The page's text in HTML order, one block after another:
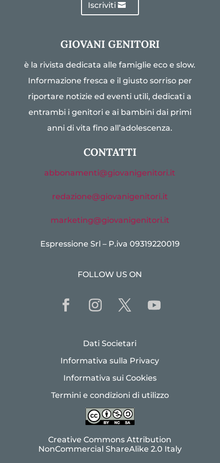
Iscriviti
GIOVANI GENITORI
è la rivista dedicata alle famiglie eco e slow.
Informazione fresca e il giusto sorriso per
riportare notizie ed eventi utili, dedicati a
entrambi i genitori e ai bambini dai primi
anni di vita fino all’adolescenza.
CONTATTI
abbonamenti@giovanigenitori.it
redazione@giovanigenitori.it
marketing@giovanigenitori.it
Espressione Srl – P.iva 09319220019
FOLLOW US ON
Dati Societari
Informativa sulla Privacy
Informativa sui Cookies
Termini e condizioni di utilizzo
Creative Commons Attribution
NonCommercial ShareAlike 2.0 Italy